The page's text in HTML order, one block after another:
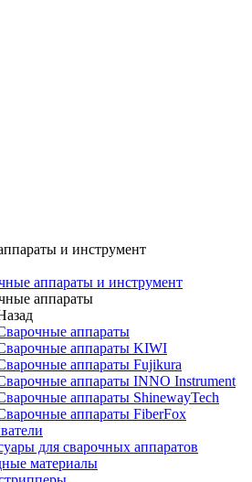
и инструмент
аппараты и инструмент
аппараты
аппараты
аппараты KIWI
аппараты Fujikura
аппараты INNO Instrument
аппараты ShinewayTech
аппараты FiberFox
для сварочных аппаратов
материалы